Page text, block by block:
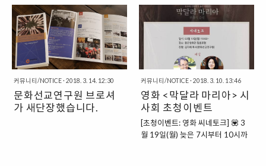
(식사 및 자료집 제공) 1차 접수
50,000원 (~3/15까지 등록시 2만
원 할인) - 마감되었습니다.* 신학생,
전도사 50% 할인(35,000원) 지금
접수하면 60,000원 (3/16~24 등
록시 1..
문화적 상상력들을 확인하게 될 것
입니다. ▶일정: 2019.03.25.(월)
오전 10시~오후 5시▶장소: 동숭
교회▶대상: 건강한 교회의 방향에
대해 고민하거나 처치 플랜팅을 계
획하는 목회자와 신학생, 기독교문
화 관심자, 문화선교 담당자 등..
람 어떠세요? 필름포럼에서 설 연휴
기간동안 기독교 영화 , 을 보실 수
있는 특별한 기회를 마련했습니다.
생김새를 넘어, 언어를 넘어, 사랑이
라는 이름으로 하나가 되었던 사람
들. 모든 것을 뛰어 넘게 만드는 그
리스도의 사랑을 닮아간 이들의 삶
을 소개합니다. 설 연휴를 맞아 영화
, 을 관람하시면서 그 사랑을 회복하
73년이라는 오랜 시간 남과 북이 서
로를 적대하며 증오하고 단절해 살
아온 만큼, 지금의 분위기가 지속되
어 진정한 화해에 이르기까지 해결
해야 할 산적한 과제들이 있습니다.
바로 용서와 화해를 둘러싼 딜레마
들을 하나둘 해결하여 제도와 법을
넘어, 사람의 평화를 이루는 것입니
다. 이러한 과제를 두고 평화와 통일
에 대하여 지속적인 논의를 펼쳐온
한반도평화연구원에서 2017-
2018 연구프로젝트로 ‘용서와 화
커뮤니티/NOTICE· 2018. 3. 14. 12:30
문화선교연구원 브로셔
가 새단장했습니다.
커뮤니티/NOTICE· 2018. 3. 10. 13:46
영화 <막달라 마리아> 시
사회 초청이벤트
[초청이벤트: 영화 씨네토크] 💟 3
월 19일(월) 늦은 7시부터 10시까